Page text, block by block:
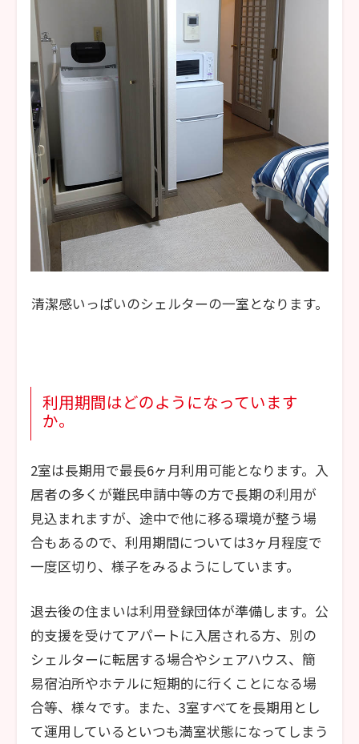
清潔感いっぱいのシェルターの一室となります。
利用期間はどのようになっています
か。
2室は長期用で最長6ヶ月利用可能となります。入
居者の多くが難民申請中等の方で長期の利用が
見込まれますが、途中で他に移る環境が整う場
合もあるので、利用期間については3ヶ月程度で
一度区切り、様子をみるようにしています。
退去後の住まいは利用登録団体が準備します。公
的支援を受けてアパートに入居される方、別の
シェルターに転居する場合やシェアハウス、簡
易宿泊所やホテルに短期的に行くことになる場
合等、様々です。また、3室すべてを長期用とし
て運用しているといつも満室状態になってしまう